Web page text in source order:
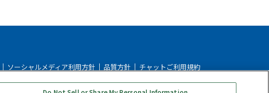
ソーシャルメディア利用方針 品質方針 チャットご利用規約
基づく表記 ストアご利用ガイド ストアFAQ